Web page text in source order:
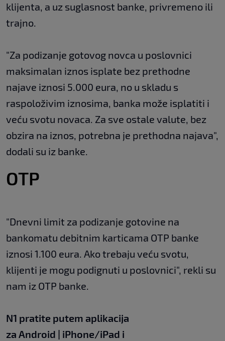
klijenta, a uz suglasnost banke, privremeno ili
trajno.
"Za podizanje gotovog novca u poslovnici
maksimalan iznos isplate bez prethodne
najave iznosi 5.000 eura, no u skladu s
raspoloživim iznosima, banka može isplatiti i
veću svotu novaca. Za sve ostale valute, bez
obzira na iznos, potrebna je prethodna najava",
dodali su iz banke.
OTP
"Dnevni limit za podizanje gotovine na
bankomatu debitnim karticama OTP banke
iznosi 1.100 eura. Ako trebaju veću svotu,
klijenti je mogu podignuti u poslovnici", rekli su
nam iz OTP banke.
N1 pratite putem aplikacija
za Android | iPhone/iPad i